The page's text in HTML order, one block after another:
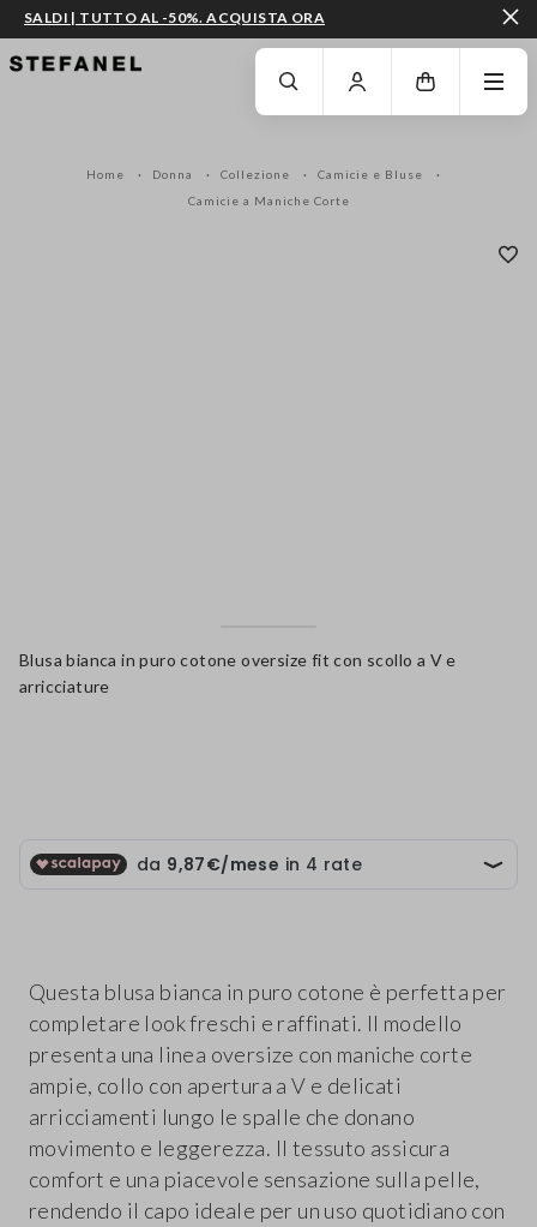
VAI AL CONTENUTO PRINCIPALE SCENDI AL FONDO DELLA PAGINA
SALDI | TUTTO AL -50%. ACQUISTA ORA
Home Donna Collezione
Camicie e Bluse
Camicie a Maniche Corte
Blusa bianca in puro cotone oversize fit con scollo a V e
arricciature
Questa blusa bianca in puro cotone è perfetta per
completare look freschi e raffinati. Il modello
presenta una linea oversize con maniche corte
ampie, collo con apertura a V e delicati
arricciamenti lungo le spalle che donano
movimento e leggerezza. Il tessuto assicura
comfort e una piacevole sensazione sulla pelle,
rendendo il capo ideale per un uso quotidiano con